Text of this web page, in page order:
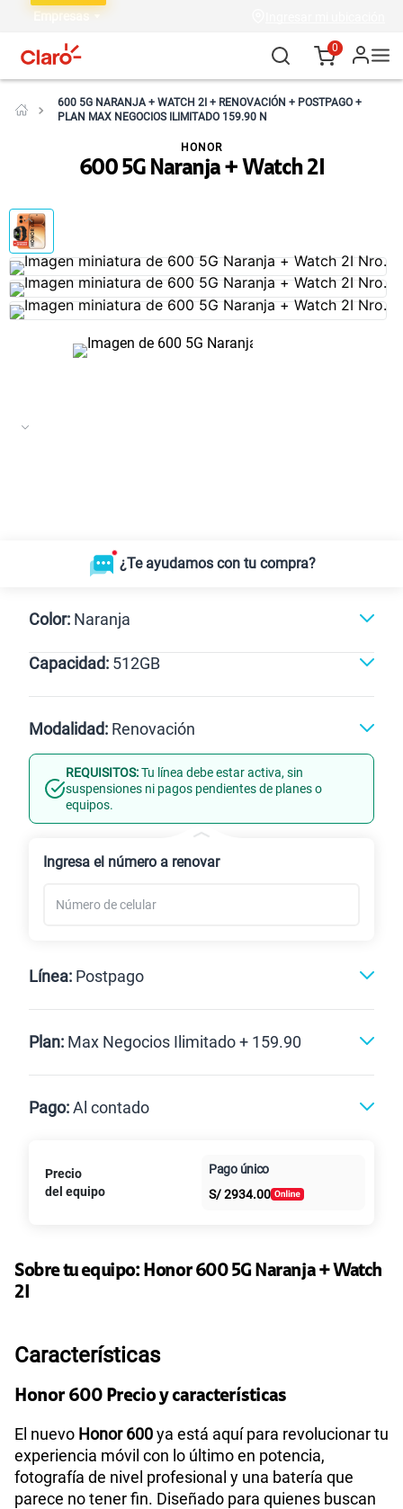
Empresas
0
600 5G NARANJA + WATCH 2I + RENOVACIÓN + POSTPAGO +
PLAN MAX NEGOCIOS ILIMITADO 159.90 N
600 5G Naranja + Watch 2I
HONOR
¿Te ayudamos con tu compra?
Color: Naranja
Naranja
Capacidad: 512GB
512GB
Modalidad: Renovación
Línea Nueva Portabilidad
REQUISITOS:Tu línea debe estar activa, sin
suspensiones ni pagos pendientes de planes o
equipos.
Ingresa el número a renovar
Línea: Postpago
Postpago
Plan: Max Negocios Ilimitado + 159.90
Paga solo
125GBen alta velocidad
S/
Paga solo 95.90
Paga solo
110GBen alta velocidad
Paga solo
175GBen alta velocidad
S/ 159.90
Pago:Al contado
Al contado Cuotas Claro
intereses
Precio
del equipo
Pago único
S/2934.00
Sobre tu equipo: Honor 600 5G Naranja + Watch
2I
Características
Honor 600 Precio y características
El nuevo Honor 600ya está aquí para revolucionar tu
experiencia móvil con lo último en potencia,
fotografía de nivel profesional y una batería que
parece no tener fin. Diseñado para quienes buscan